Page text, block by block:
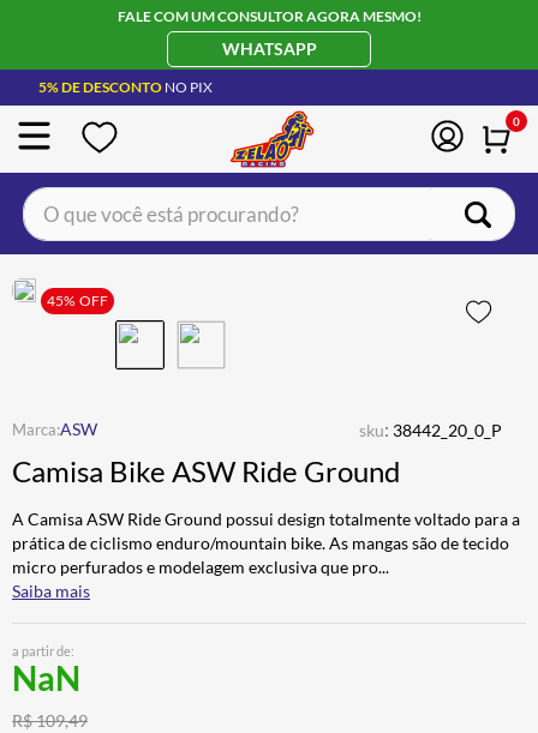
FALE COM UM CONSULTOR AGORA MESMO!
WHATSAPP
5% DE DESCONTO NO PIX
0
O que você está procurando?
45% OFF
ASW sku: 38442_20_0_P
Camisa Bike ASW Ride Ground
A Camisa ASW Ride Ground possui design totalmente voltado para a
prática de ciclismo enduro/mountain bike. As mangas são de tecido
micro perfurados e modelagem exclusiva que pro...
Saiba mais
a partir de:
NaN
R$109,49
1º CAPACETE LS2
BOTA
4º ÓCULOS SOLAR
5º LUVA
6º ALPINESTAR
7º BAU
8º CALÇA
10º